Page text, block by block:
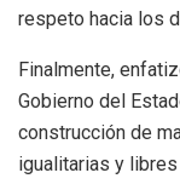
respeto hacia los
Finalmente,
Gobierno del
construcción de
igualitarias y